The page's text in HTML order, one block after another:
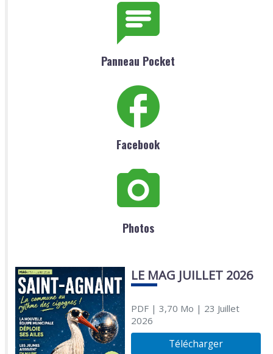
Panneau Pocket
Facebook
Photos
LE MAG JUILLET 2026
PDF| 3,70 Mo | 23 Juillet
2026
Télécharger